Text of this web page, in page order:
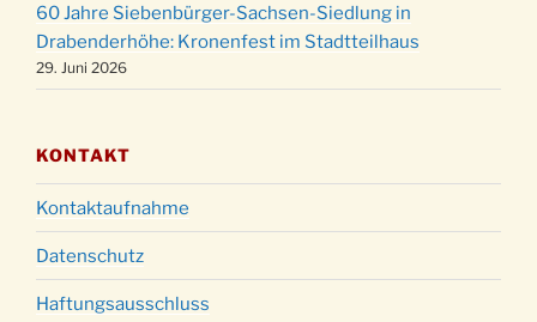
31.12.
Gottesdienst zu Silvester in der Kirche um
18:00 Uhr
60 Jahre Siebenbürger-Sachsen-Siedlung in
Drabenderhöhe: Kronenfest im Stadtteilhaus
29. Juni 2026
KONTAKT
Kontaktaufnahme
Datenschutz
Haftungsausschluss